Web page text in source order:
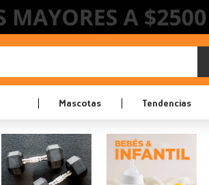
Mascotas Tendencias